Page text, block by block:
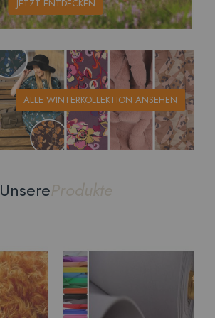
JETZT ENTDECKEN
ALLE WINTERKOLLEKTION ANSEHEN
UnsereProdukte